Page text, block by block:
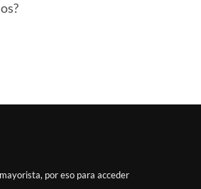
por eso para acceder